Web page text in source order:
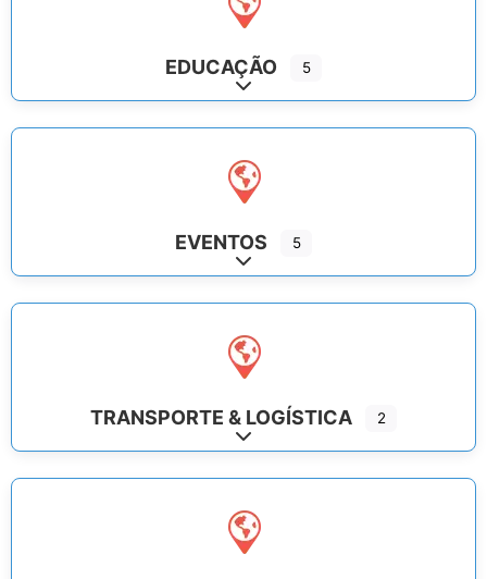
EDUCAÇÃO 5
Expand sub-categories
EVENTOS 5
Expand sub-categories
TRANSPORTE & LOGÍSTICA 2
Expand sub-categories